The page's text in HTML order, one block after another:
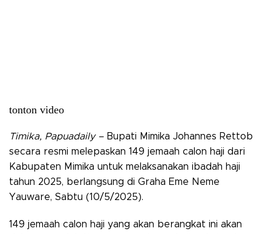
tonton video
Timika, Papuadaily – Bupati Mimika Johannes Rettob
secara resmi melepaskan 149 jemaah calon haji dari
Kabupaten Mimika untuk melaksanakan ibadah haji
tahun 2025, berlangsung di Graha Eme Neme
Yauware, Sabtu (10/5/2025).
149 jemaah calon haji yang akan berangkat ini akan